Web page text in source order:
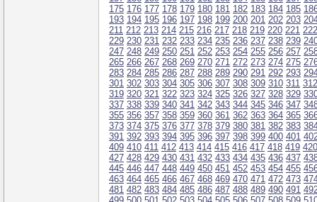
175 176 177 178 179 180 181 182 183 184 185
193 194 195 196 197 198 199 200 201 202 203
211 212 213 214 215 216 217 218 219 220 221 222
229 230 231 232 233 234 235 236 237 238 239
247 248 249 250 251 252 253 254 255 256 257
265 266 267 268 269 270 271 272 273 274 275
283 284 285 286 287 288 289 290 291 292 293
301 302 303 304 305 306 307 308 309 310 311 312
319 320 321 322 323 324 325 326 327 328 329
337 338 339 340 341 342 343 344 345 346 347
355 356 357 358 359 360 361 362 363 364 365
373 374 375 376 377 378 379 380 381 382 383
391 392 393 394 395 396 397 398 399 400 401
409 410 411 412 413 414 415 416 417 418 419 420
427 428 429 430 431 432 433 434 435 436 437
445 446 447 448 449 450 451 452 453 454 455
463 464 465 466 467 468 469 470 471 472 473
481 482 483 484 485 486 487 488 489 490 491